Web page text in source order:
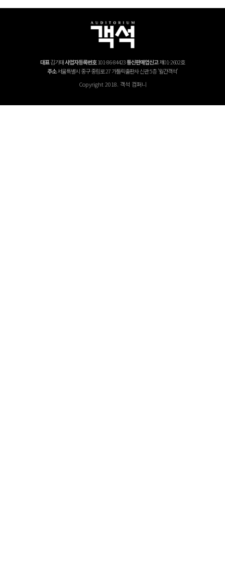
대표김기태사업자등록번호101-86-84423통신판매업신고제01-2602호
주소서울특별시 중구 중림로 27 가톨릭출판사 신관 5층 '월간객석'
Copyright 2018. 객석 컴퍼니